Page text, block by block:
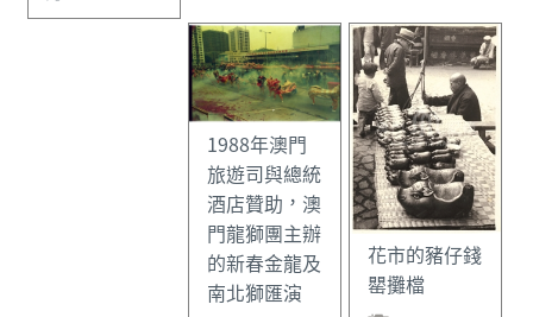
1988年澳門
旅遊司與總統
酒店贊助，澳
門龍獅團主辦
的新春金龍及
南北獅匯演
花市的豬仔錢
罌攤檔